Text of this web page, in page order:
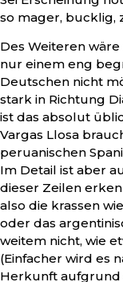
so mager, bucklig,
Des Weiteren wäre
nur einem eng
Deutschen nicht
stark in Richtung
ist das absolut
Vargas Llosa
peruanischen
Im Detail ist aber
dieser Zeilen
also die krassen
oder das
weitem nicht, wie
(Einfacher wird es
Herkunft aufgrund